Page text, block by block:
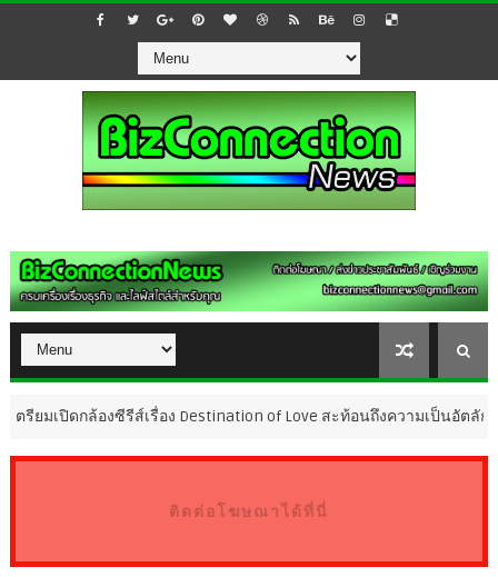
องซีรีส์เรื่อง Destination of Love สะท้อนถึงความเป็นอัตลักษณ์ความรัก
ติดต่อโฆษณาได้ที่นี่